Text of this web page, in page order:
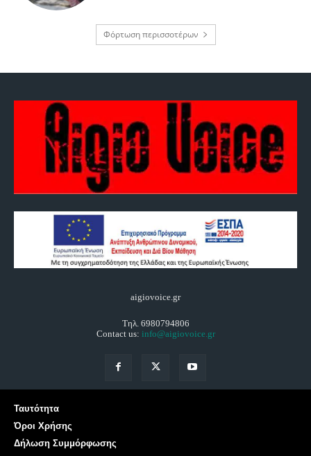
Φόρτωση περισσοτέρων
aigiovoice.gr
Τηλ. 6980794806
Contact us: info@aigiovoice.gr
Ταυτότητα
Όροι Χρήσης
Δήλωση Συμμόρφωσης